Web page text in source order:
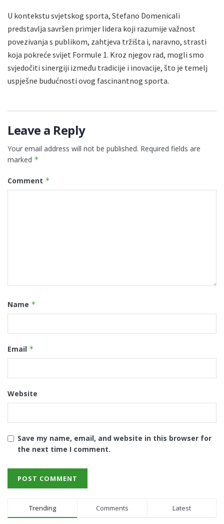
U kontekstu svjetskog sporta, Stefano Domenicali
predstavlja savršen primjer lidera koji razumije važnost
povezivanja s publikom, zahtjeva tržišta i, naravno, strasti
koja pokreće svijet Formule 1. Kroz njegov rad, mogli smo
svjedočiti sinergiji između tradicije i inovacije, što je temelj
uspješne budućnosti ovog fascinantnog sporta.
Leave a Reply
Your email address will not be published. Required fields are
marked *
Comment *
Name *
Email *
Website
Save my name, email, and website in this browser for
the next time I comment.
Trending Comments Latest